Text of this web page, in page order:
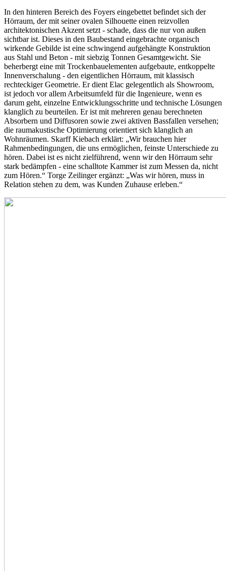
In den hinteren Bereich des Foyers eingebettet befindet sich der
Hörraum, der mit seiner ovalen Silhouette einen reizvollen
architektonischen Akzent setzt - schade, dass die nur von außen
sichtbar ist. Dieses in den Baubestand eingebrachte organisch
wirkende Gebilde ist eine schwingend aufgehängte Konstruktion
aus Stahl und Beton - mit siebzig Tonnen Gesamtgewicht. Sie
beherbergt eine mit Trockenbauelementen aufgebaute, entkoppelte
Innenverschalung - den eigentlichen Hörraum, mit klassisch
rechteckiger Geometrie. Er dient Elac gelegentlich als Showroom,
ist jedoch vor allem Arbeitsumfeld für die Ingenieure, wenn es
darum geht, einzelne Entwicklungsschritte und technische Lösungen
klanglich zu beurteilen. Er ist mit mehreren genau berechneten
Absorbern und Diffusoren sowie zwei aktiven Bassfallen versehen;
die raumakustische Optimierung orientiert sich klanglich an
Wohnräumen. Skarff Kiebach erklärt: „Wir brauchen hier
Rahmenbedingungen, die uns ermöglichen, feinste Unterschiede zu
hören. Dabei ist es nicht zielführend, wenn wir den Hörraum sehr
stark bedämpfen - eine schalltote Kammer ist zum Messen da, nicht
zum Hören.“ Torge Zeilinger ergänzt: „Was wir hören, muss in
Relation stehen zu dem, was Kunden Zuhause erleben.“